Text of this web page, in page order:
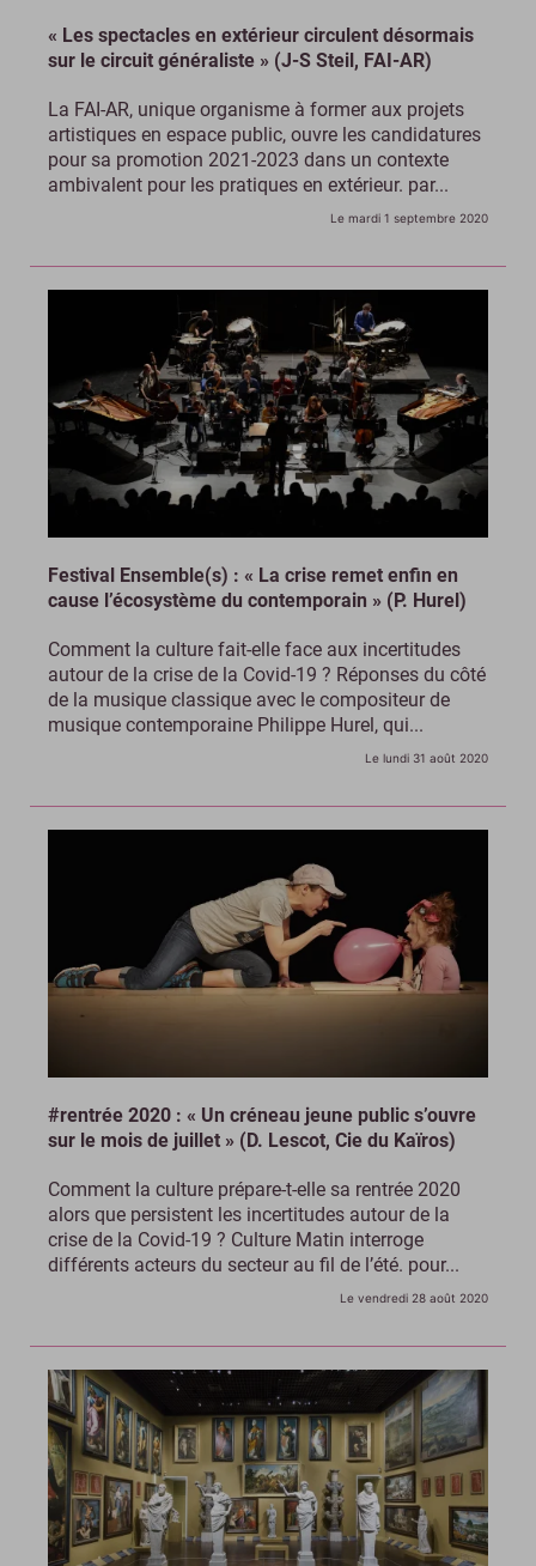
« Les spectacles en extérieur circulent désormais
sur le circuit généraliste » (J-S Steil, FAI-AR)
La FAI-AR, unique organisme à former aux projets
artistiques en espace public, ouvre les candidatures
pour sa promotion 2021-2023 dans un contexte
ambivalent pour les pratiques en extérieur. par...
Le mardi 1 septembre 2020
Festival Ensemble(s) : « La crise remet enfin en
cause l’écosystème du contemporain » (P. Hurel)
Comment la culture fait-elle face aux incertitudes
autour de la crise de la Covid-19 ? Réponses du côté
de la musique classique avec le compositeur de
musique contemporaine Philippe Hurel, qui...
Le lundi 31 août 2020
#rentrée 2020 : « Un créneau jeune public s’ouvre
sur le mois de juillet » (D. Lescot, Cie du Kaïros)
Comment la culture prépare-t-elle sa rentrée 2020
alors que persistent les incertitudes autour de la
crise de la Covid-19 ? Culture Matin interroge
différents acteurs du secteur au fil de l’été. pour...
Le vendredi 28 août 2020